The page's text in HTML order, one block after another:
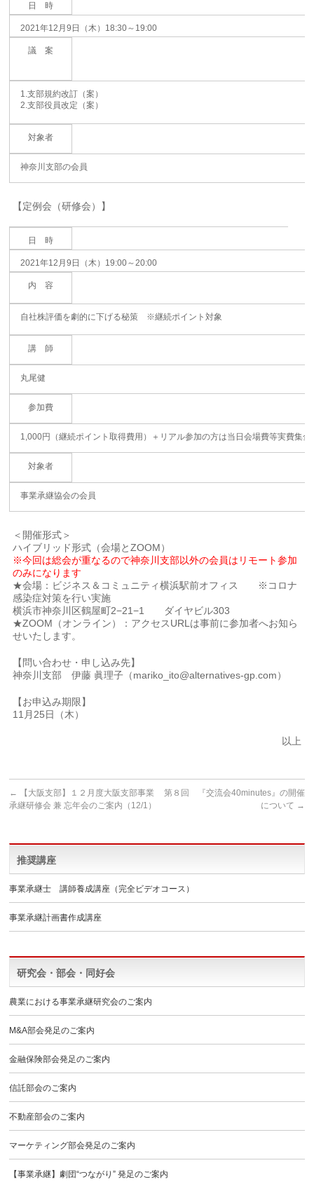
日 時
2021年12月9日（木）18:30～19:00
議 案
1.支部規約改訂（案）
2.支部役員改定（案）
対象者
神奈川支部の会員
【定例会（研修会）】
日 時
2021年12月9日（木）19:00～20:00
内 容
自社株評価を劇的に下げる秘策 ※継続ポイント対象
講 師
丸尾健
参加費
1,000円（継続ポイント取得費用）＋リアル参加の方は当日会場費等実費集金
対象者
事業承継協会の会員
＜開催形式＞
ハイブリッド形式（会場とZOOM）
※今回は総会が重なるので神奈川支部以外の会員はリモート参加
のみになります
★会場：ビジネス＆コミュニティ横浜駅前オフィス ※コロナ
感染症対策を行い実施
横浜市神奈川区鶴屋町2−21−1 ダイヤビル303
★ZOOM（オンライン）：アクセスURLは事前に参加者へお知ら
せいたします。
【問い合わせ・申し込み先】
神奈川支部 伊藤 眞理子（mariko_ito@alternatives-gp.com）
【お申込み期限】
11月25日（木）
以上
←
【大阪支部】１２月度大阪支部事業
承継研修会 兼 忘年会のご案内（12/1）
第８回 『交流会40minutes』の開催
について →
推奨講座
事業承継士 講師養成講座（完全ビデオコース）
事業承継計画書作成講座
研究会・部会・同好会
農業における事業承継研究会のご案内
M&A部会発足のご案内
金融保険部会発足のご案内
信託部会のご案内
不動産部会のご案内
マーケティング部会発足のご案内
【事業承継】劇団“つながり” 発足のご案内